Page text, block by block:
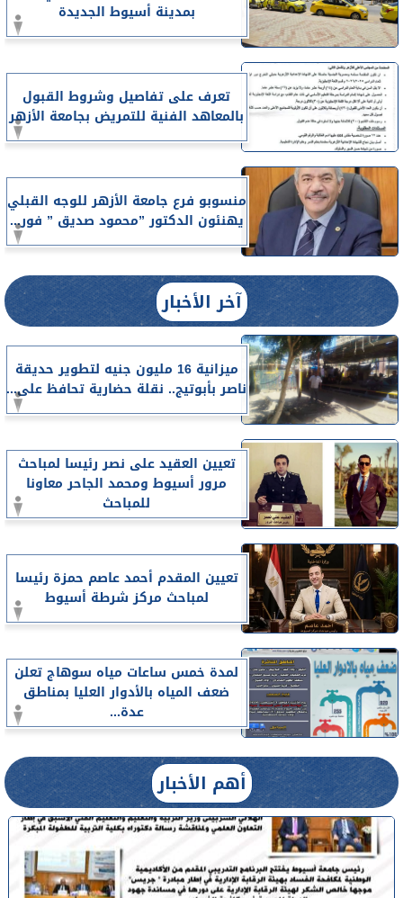
بمدينة أسيوط الجديدة
تعرف على تفاصيل وشروط القبول
بالمعاهد الفنية للتمريض بجامعة الأزهر
منسوبو فرع جامعة الأزهر للوجه القبلي
يهنئون الدكتور ”محمود صديق ” فور...
آخر الأخبار
ميزانية 16 مليون جنيه لتطوير حديقة
ناصر بأبوتيج.. نقلة حضارية تحافظ على...
تعيين العقيد على نصر رئيسا لمباحث
مرور أسيوط ومحمد الجاحر معاونا
للمباحث
تعيين المقدم أحمد عاصم حمزة رئيسا
لمباحث مركز شرطة أسيوط
لمدة خمس ساعات مياه سوهاج تعلن
ضعف المياه بالأدوار العليا بمناطق
عدة...
أهم الأخبار